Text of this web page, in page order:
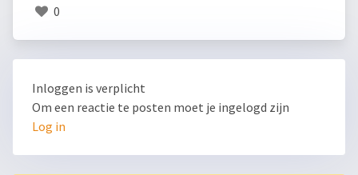
0
Inloggen is verplicht
Om een reactie te posten moet je ingelogd zijn
Log in